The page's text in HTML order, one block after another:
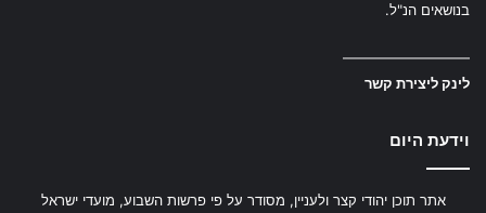
בנושאים הנ"ל.
—————————
לינק ליצירת קשר
וידעת היום
אתר תוכן יהודי קצר ולעניין, מסודר על פי פרשות השבוע, מועדי ישראל